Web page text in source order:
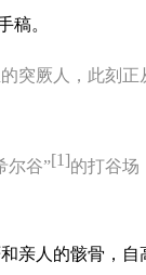
稿。
突厥人，此刻正
尔谷”[1]的打谷场
亲人的骸骨，自